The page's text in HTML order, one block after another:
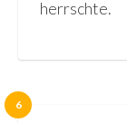
herrschte.
6